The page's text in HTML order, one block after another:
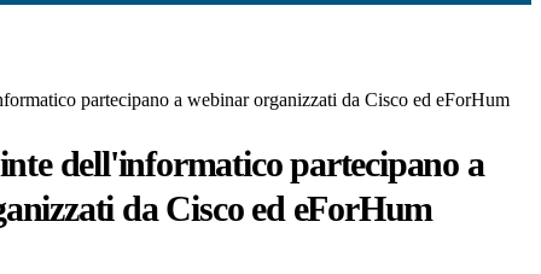
partecipano a webinar organizzati da Cisco ed eForHum
dell'informatico partecipano a
da Cisco ed eForHum